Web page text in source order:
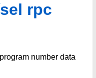
rpc
number data